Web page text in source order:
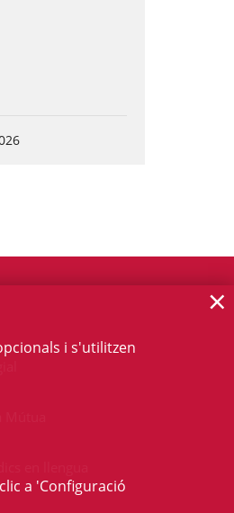
i s'utilitzen
a 'Configuració
×